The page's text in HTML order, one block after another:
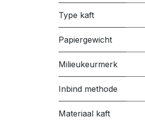
Type kaft
Papiergewicht
Milieukeurmerk
Inbind methode
Materiaal kaft